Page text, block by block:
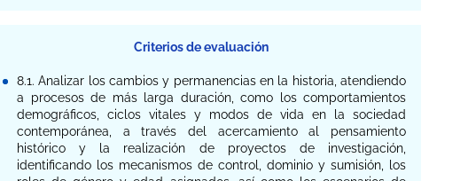
Criterios de evaluación
8.1. Analizar los cambios y permanencias en la historia, atendiendo
a procesos de más larga duración, como los comportamientos
demográficos, ciclos vitales y modos de vida en la sociedad
contemporánea, a través del acercamiento al pensamiento
histórico y la realización de proyectos de investigación,
identificando los mecanismos de control, dominio y sumisión, los